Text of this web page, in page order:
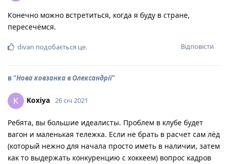
Конечно можно встретиться, когда я буду в стране,
пересечёмся.
Відповісти
divan подобається це.
в "Нова ковзанка в Олександрії"
K Koxiya 26 січ 2021
Ребята, вы большие идеалисты. Проблем в клубе будет
вагон и маленькая тележка. Если не брать в расчет сам лёд
(который нежно для начала просто иметь в наличии, затем
как то выдержать конкуренцию с хоккеем) вопрос кадров